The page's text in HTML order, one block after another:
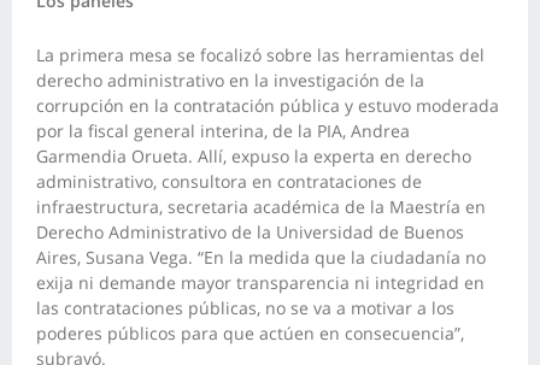
La primera mesa se focalizó sobre las herramientas del
derecho administrativo en la investigación de la
corrupción en la contratación pública y estuvo moderada
por la fiscal general interina, de la PIA, Andrea
Garmendia Orueta. Allí, expuso la experta en derecho
administrativo, consultora en contrataciones de
infraestructura, secretaria académica de la Maestría en
Derecho Administrativo de la Universidad de Buenos
Aires, Susana Vega. “En la medida que la ciudadanía no
exija ni demande mayor transparencia ni integridad en
las contrataciones públicas, no se va a motivar a los
poderes públicos para que actúen en consecuencia”,
subrayó.